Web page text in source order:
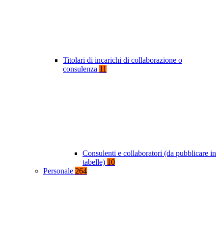
Titolari di incarichi di collaborazione o
consulenza 11
Consulenti e collaboratori (da pubblicare in
tabelle) 10
Personale 264